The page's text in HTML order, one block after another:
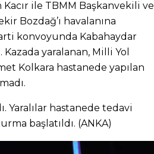
ile TBMM Başkanvekili ve
Bozdağ’ı havalanına
konvoyunda Kabahaydar
yaralanan, Milli Yol
Kolkara hastanede yapılan
Yaralılar hastanede tedavi
başlatıldı. (ANKA)